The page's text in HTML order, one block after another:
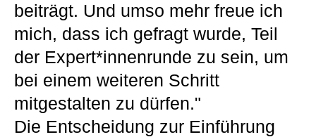
beiträgt. Und umso mehr freue ich
mich, dass ich gefragt wurde, Teil
der Expert*innenrunde zu sein, um
bei einem weiteren Schritt
mitgestalten zu dürfen."
Die Entscheidung zur Einführung